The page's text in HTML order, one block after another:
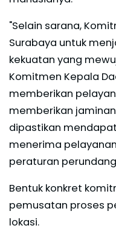
"Selain sarana,
Surabaya untuk
kekuatan yang
Komitmen Kepala
memberikan
memberikan
dipastikan
menerima
peraturan
Bentuk konkret
pemusatan proses
lokasi.